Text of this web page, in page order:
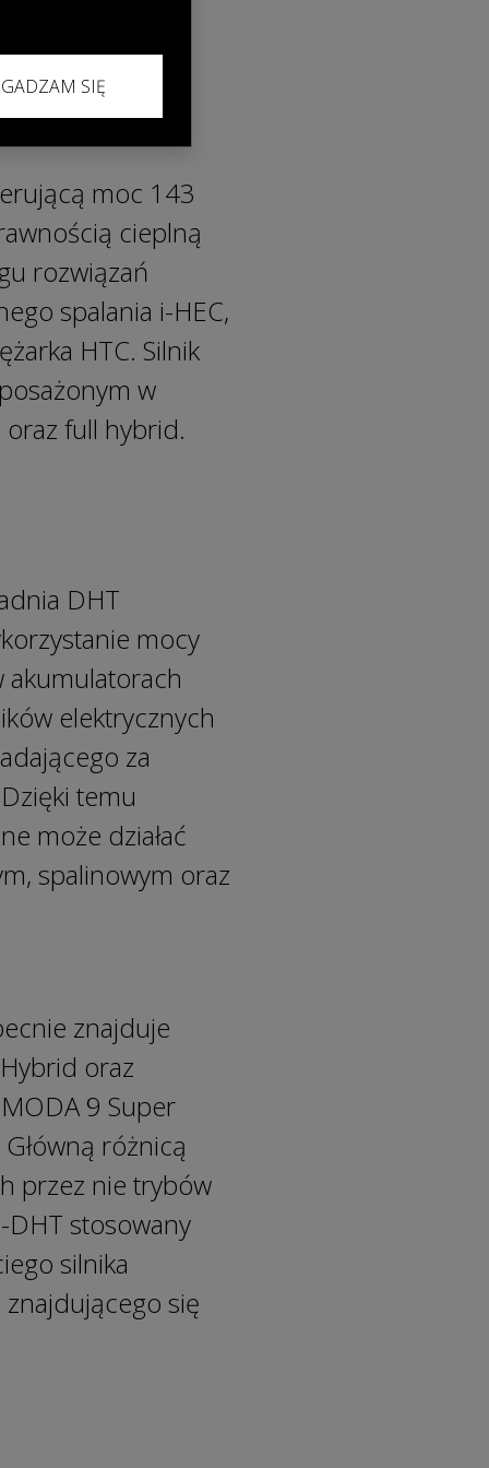
moc 143
cieplną
rozwiązań
spalania i-HEC,
HTC. Silnik
w
full hybrid.
DHT
mocy
akumulatorach
elektrycznych
za
temu
może działać
spalinowym oraz
znajduje
oraz
9 Super
różnicą
przez nie trybów
DHT stosowany
silnika
się
SIĘ